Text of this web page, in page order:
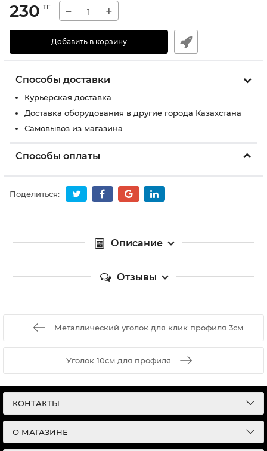
230 тг − +
Добавить в корзину
Способы доставки
Курьерская доставка
Доставка оборудования в другие города Казахстана
Самовывоз из магазина
Способы оплаты
Поделиться:
Описание
Отзывы
Металлический уголок для клик профиля 3см
Уголок 10см для профиля
КОНТАКТЫ
О МАГАЗИНЕ